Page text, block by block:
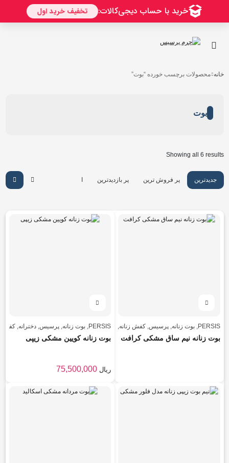
خانه محصولات برچسب خورده “بوت”
بوت
Showing all 6 results
پر فروش ترین پر بازدیدترین جدیدترین گرانترین
PERSIS
,بوت زنانه,پرسیس,کفش زنانه, کفش زنانه
بوت زنانه نیم ساق مشکی کرافت
PERSIS
, بوت زنانه, پرسیس, دخترانه, کفش
بوت زنانه کویین مشکی زیپی
75,500,000 ریال